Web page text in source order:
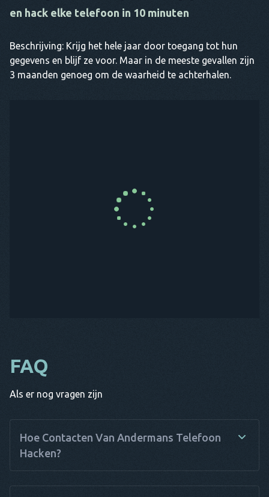
en hack elke telefoon in 10 minuten
Beschrijving: Krijg het hele jaar door toegang tot hun
gegevens en blijf ze voor. Maar in de meeste gevallen zijn
3 maanden genoeg om de waarheid te achterhalen.
KOOP NU
FAQ
Als er nog vragen zijn
Hoe Contacten Van Andermans Telefoon
Hacken?
Wanneer je snel en eenvoudig toegang wilt krijgen tot